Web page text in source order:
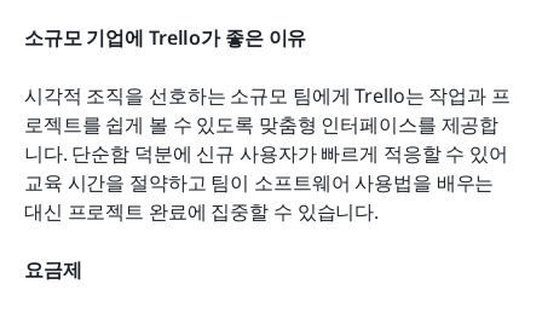
소규모 기업에 Trello가 좋은 이유
시각적 조직을 선호하는 소규모 팀에게 Trello는 작업과 프
로젝트를 쉽게 볼 수 있도록 맞춤형 인터페이스를 제공합
니다. 단순함 덕분에 신규 사용자가 빠르게 적응할 수 있어
교육 시간을 절약하고 팀이 소프트웨어 사용법을 배우는
대신 프로젝트 완료에 집중할 수 있습니다.
요금제